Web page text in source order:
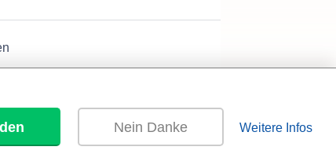
Nein Danke Weitere Infos